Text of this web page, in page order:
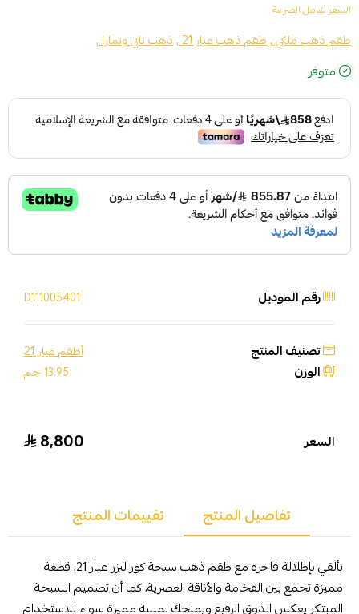
السعر شامل الضريبة
طقم ذهب ملكي ,طقم ذهب عيار 21 , ذهب تابي وتمارا ,
متوفر
رقم الموديل D111005401
تصنيف المنتج أطقم عيار 21
الوزن 13.95 جم
السعر 8,800
تفاصيل المنتج تقييمات المنتج
تألقي بإطلالة فاخرة مع طقم ذهب سبحة كور ليزر عيار 21، قطعة
مميزة تجمع بين الفخامة والأناقة العصرية، كما أن تصميم السبحة
المبتكر يعكس الذوق الرفيع ويمنحك لمسة مميزة سواء للاستخدام